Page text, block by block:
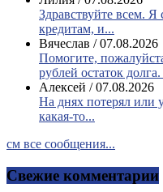
Здравствуйте всем. Я
кредитам, и...
Вячеслав /07.08.2026
Помогите,
рублей остаток
Алексей /07.08.2026
На днях потерял или
какая-то...
см все сообщения...
Свежие комментарии